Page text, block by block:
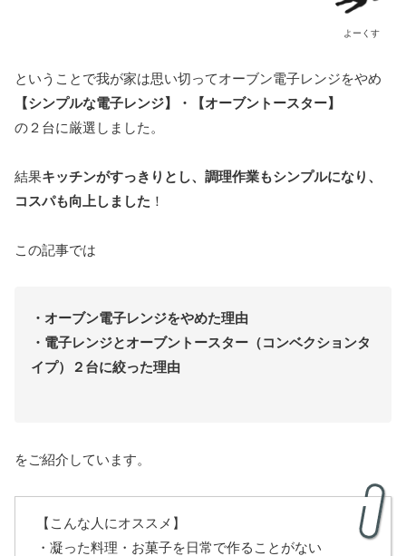
よーくす
ということで我が家は思い切ってオーブン電子レンジをやめ
【シンプルな電子レンジ】・【オーブントースター】
の２台に厳選しました。
結果キッチンがすっきりとし、調理作業もシンプルになり、
コスパも向上しました ！
この記事では
・オーブン電子レンジをやめた理由
・電子レンジとオーブントースター（コンベクションタ
イプ）２台に絞った理由
をご紹介しています。
【こんな人にオススメ】
・凝った料理・お菓子を日常で作ることがない